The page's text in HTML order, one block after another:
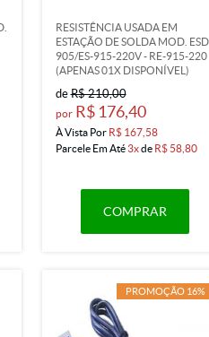
RESISTÊNCIA USADA EM
ESTAÇÃO DE SOLDA MOD.
905/ES-915-220V - RE-915-220
(APENAS 01X DISPONÍVEL)
de R$ 210,00
por R$ 176,40
À Vista Por R$ 167,58
Parcele Em Até 3xde R$ 58,80
COMPRAR
PROMOÇÃO 16%